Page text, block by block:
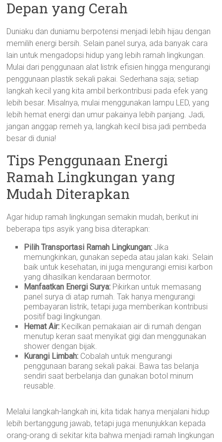
Depan yang Cerah
Duniaku dan duniamu berpotensi menjadi lebih hijau dengan
memilih energi bersih. Selain panel surya, ada banyak cara
lain untuk mengadopsi hidup yang lebih ramah lingkungan.
Mulai dari penggunaan alat listrik efisien hingga mengurangi
penggunaan plastik sekali pakai. Sederhana saja; setiap
langkah kecil yang kita ambil berkontribusi pada efek yang
lebih besar. Misalnya, mulai menggunakan lampu LED, yang
lebih hemat energi dan umur pakainya lebih panjang. Jadi,
jangan anggap remeh ya, langkah kecil bisa jadi pembeda
besar di dunia!
Tips Penggunaan Energi
Ramah Lingkungan yang
Mudah Diterapkan
Agar hidup ramah lingkungan semakin mudah, berikut ini
beberapa tips asyik yang bisa diterapkan:
Pilih Transportasi Ramah Lingkungan: Jika
memungkinkan, gunakan sepeda atau jalan kaki. Selain
baik untuk kesehatan, ini juga mengurangi emisi karbon
yang dihasilkan kendaraan bermotor.
Manfaatkan Energi Surya: Pikirkan untuk memasang
panel surya di atap rumah. Tak hanya mengurangi
pembayaran listrik, tetapi juga memberikan kontribusi
positif bagi lingkungan.
Hemat Air: Kecilkan pemakaian air di rumah dengan
menutup keran saat menyikat gigi dan menggunakan
shower dengan bijak.
Kurangi Limbah: Cobalah untuk mengurangi
penggunaan barang sekali pakai. Bawa tas belanja
sendiri saat berbelanja dan gunakan botol minum
reusable.
Melalui langkah-langkah ini, kita tidak hanya menjalani hidup
lebih bertanggung jawab, tetapi juga menunjukkan kepada
orang-orang di sekitar kita bahwa menjadi ramah lingkungan